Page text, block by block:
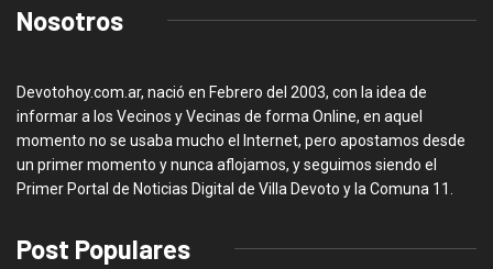
Nosotros
Devotohoy.com.ar, nació en Febrero del 2003, con la idea de
informar a los Vecinos y Vecinas de forma Online, en aquel
momento no se usaba mucho el Internet, pero apostamos desde
un primer momento y nunca aflojamos, y seguimos siendo el
Primer Portal de Noticias Digital de Villa Devoto y la Comuna 11.
Post Populares